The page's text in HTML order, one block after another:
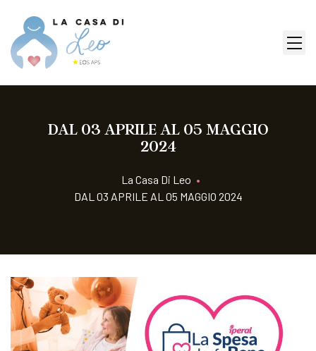
DAL 03 APRILE AL 05 MAGGIO
2024
La Casa Di Leo •
DAL 03 APRILE AL 05 MAGGIO 2024